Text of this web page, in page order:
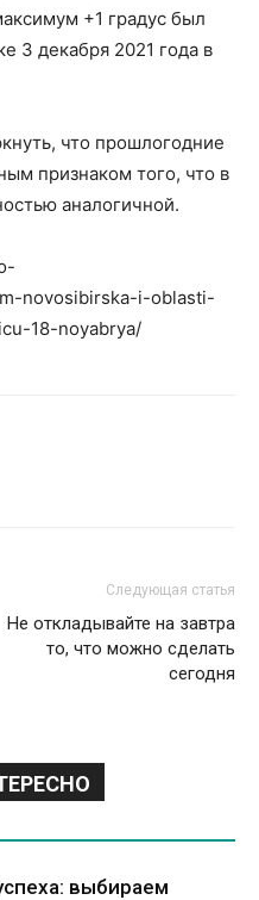
+1 градус был
3 декабря 2021 года в
что прошлогодние
признаком того, что в
аналогичной.
novosibirska-i-oblasti-
18-noyabrya/
Следующая статья
Не откладывайте на завтра
то, что можно сделать
сегодня
выбираем